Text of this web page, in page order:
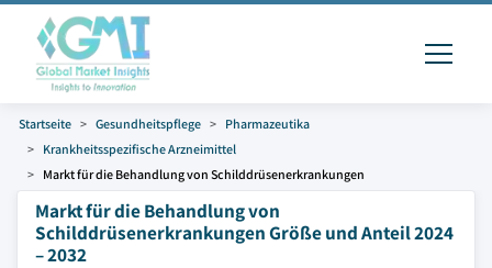
Startseite Gesundheitspflege
Pharmazeutika
Krankheitsspezifische Arzneimittel
Markt für die Behandlung von Schilddrüsenerkrankungen
Markt für die Behandlung von
Schilddrüsenerkrankungen Größe und Anteil 2024
– 2032